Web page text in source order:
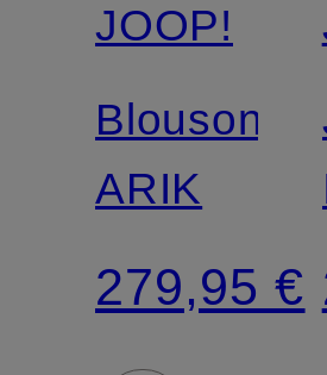
JOOP!
Blouson
ARIK
279,95 €